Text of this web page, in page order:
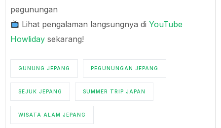
pegunungan
Lihat pengalaman langsungnya diYouTube
Howliday sekarang!
GUNUNG JEPANG PEGUNUNGAN JEPANG
SEJUK JEPANG SUMMER TRIP JAPAN
WISATA ALAM JEPANG